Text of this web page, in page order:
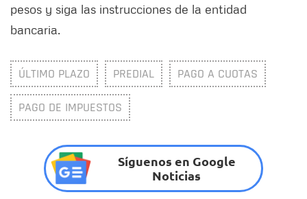
pesos y siga las instrucciones de la entidad
bancaria.
ÚLTIMO PLAZO PREDIAL PAGO A CUOTAS
PAGO DE IMPUESTOS
Síguenos en Google
Noticias